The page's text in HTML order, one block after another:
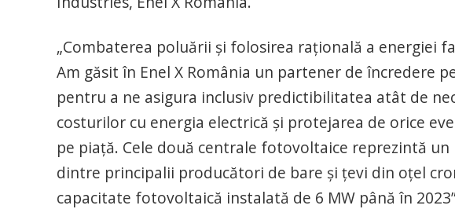
„Combaterea poluării și folosirea rațională a energiei
Am găsit în Enel X România un partener de încredere
pentru a ne asigura inclusiv predictibilitatea atât de
costurilor cu energia electrică și protejarea de orice
pe piață. Cele două centrale fotovoltaice reprezintă
dintre principalii producători de bare și țevi din oțel
capacitate fotovoltaică instalată de 6 MW până în